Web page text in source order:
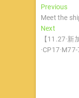
文
章
导
航
Previous
Meet the
NextNext
post:
【11.27·
·CP17·M77-